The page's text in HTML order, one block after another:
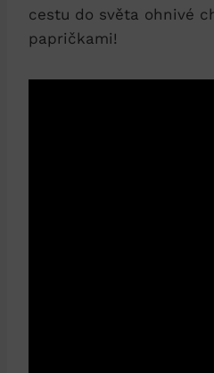
cestu do světa ohnivé
papričkami!